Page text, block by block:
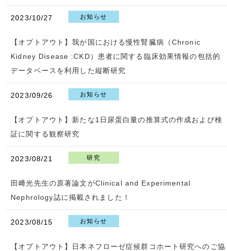
2023/10/27 お知らせ
【オプトアウト】我が国における慢性腎臓病（Chronic
Kidney Disease :CKD）患者に関する臨床効果情報の包括的
データベースを利用した縦断研究
2023/09/26 お知らせ
【オプトアウト】新たな1日尿蛋白量の推算式の作成および検
証に関する観察研究
2023/08/21 研究
田﨑光先生の原著論文がClinical and Experimental
Nephrology誌に掲載されました！
2023/08/15 お知らせ
【オプトアウト】日本ネフローゼ症候群コホート研究へのご協